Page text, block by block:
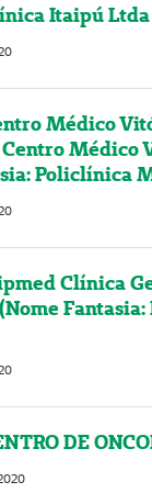
Itaipú
Médico
Médico
Policlínica
Clínica
DE